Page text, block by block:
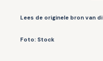
Lees de originele bron van
Foto: Stock